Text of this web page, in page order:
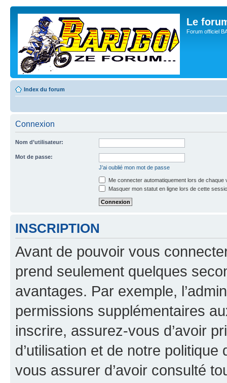
Le
Forum officiel
Index du forum
Connexion
Nom d’utilisateur:
Mot de passe:
J’ai oublié mon mot de passe
Me connecter automatiquement lors de chaque
Masquer mon statut en ligne lors de cette
INSCRIPTION
Avant de pouvoir vous
prend seulement quelques
avantages. Par exemple,
permissions supplémentaires
inscrire, assurez-vous d’avoir
d’utilisation et de notre
vous assurer d’avoir consulté